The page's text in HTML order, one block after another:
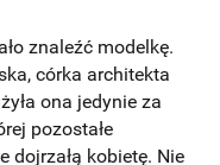
znaleźć modelkę.
córka architekta
ona jedynie za
pozostałe
dojrzałą kobietę. Nie